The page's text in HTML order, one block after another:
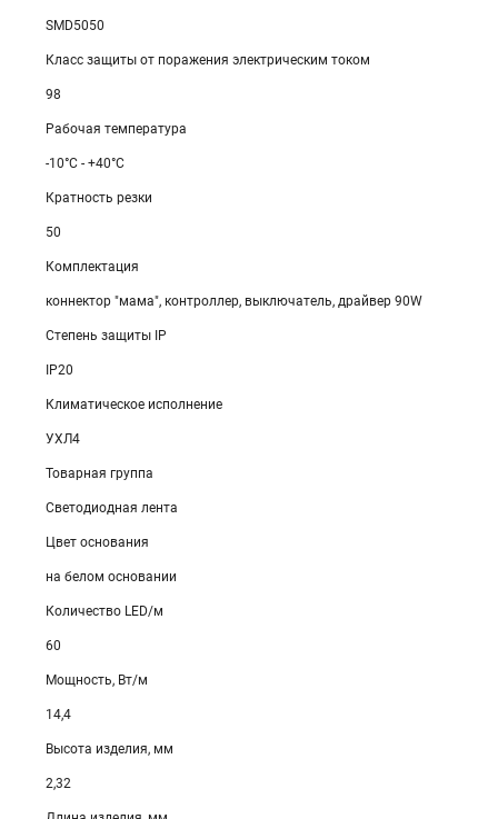
SMD5050
Класс защиты от поражения электрическим током
98
Рабочая температура
-10°C - +40°C
Кратность резки
50
Комплектация
коннектор "мама", контроллер, выключатель, драйвер 90W
Степень защиты IP
IP20
Климатическое исполнение
УХЛ4
Товарная группа
Светодиодная лента
Цвет основания
на белом основании
Количество LED/м
60
Мощность, Вт/м
14,4
Высота изделия, мм
2,32